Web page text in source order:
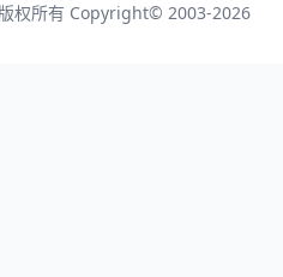
权所有 Copyright© 2003-2026